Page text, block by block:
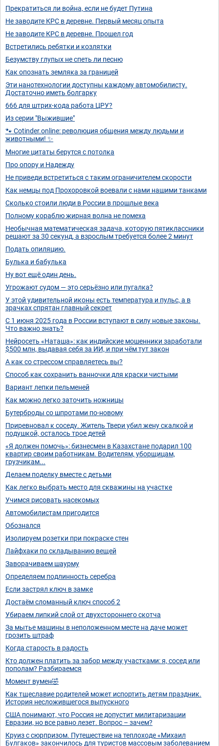
Прекратиться ли война, если не будет Путина
Не заводите КРС в деревне. Первый месяц опыта
Не заводите КРС в деревне. Прошел год
Встретились ребятки и козлятки
Безумству глупых не спеть ли песню
Как опознать земляка за границей
Эти нанотехнологии доступны каждому автомобилисту.
Достаточно иметь болгарку
666 для штрих-кода работа ЦРУ?
Из серии "Выжившие"
🐾 Cotinder.online: революция общения между людьми и
животными! ✨
Многие цитаты берутся с потолка
Про опору и Надежду
Не приведи встретиться с таким ограничителем скорости
Как немцы под Прохоровкой воевали с нами нашими танками
Сколько стоили люди в России в прошлые века
Полному кораблю жирная волна не помеха
Необычная математическая задача, которую пятиклассники
решают за 30 секунд, а взрослым требуется более 2 минут
Подать опиляцию.
Булька и бабулька
Ну вот ещё один день.
Угрожают судом — это серьёзно или пугалка?
У этой удивительной иконы есть температура и пульс, а в
зрачках спрятан главный секрет
С 1 июня 2025 года в России вступают в силу новые законы.
Что важно знать?
Нейросеть «Наташа»: как индийские мошенники заработали
$500 млн, выдавая себя за ИИ, и при чём тут закон
А как со стрессом справляетесь вы?
Способ как сохранить ванночки для краски чистыми
Вариант лепки пельменей
Как можно легко заточить ножницы
Бутерброды со шпротами по-новому
Приревновал к соседу. Житель Твери убил жену скалкой и
подушкой, осталось трое детей
«Я должен помочь»: бизнесмен в Казахстане подарил 100
квартир своим работникам. Водителям, уборщицам,
грузчикам...
Делаем поделку вместе с детьми
Как легко выбрать место для скважины на участке
Учимся рисовать насекомых
Автомобилистам пригодится
Обознался
Изолируем розетки при покраске стен
Лайфхаки по складыванию вещей
Заворачиваем шаурму
Определяем подлинность серебра
Если застрял ключ в замке
Достаём сломанный ключ способ 2
Убираем липкий слой от двухстороннего скотча
За мытье машины в неположенном месте на даче может
грозить штраф
Когда старость в радость
Кто должен платить за забор между участками: я, сосед или
пополам? Разбираемся
Момент вумен🤣
Как тщеславие родителей может испортить детям праздник.
История несложившегося выпускного
США понимают, что Россия не допустит милитаризации
Евразии, но все равно лезет. Вопрос – зачем?
Круиз с сюрпризом. Путешествие на теплоходе «Михаил
Булгаков» закончилось для туристов массовым заболеванием